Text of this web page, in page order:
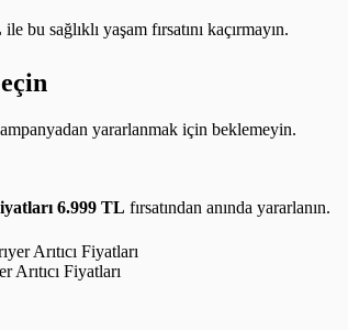
ile bu sağlıklı yaşam fırsatını kaçırmayın.
yararlanmak için beklemeyin.
6.999 TL fırsatından anında yararlanın.
Arıtıcı Fiyatları